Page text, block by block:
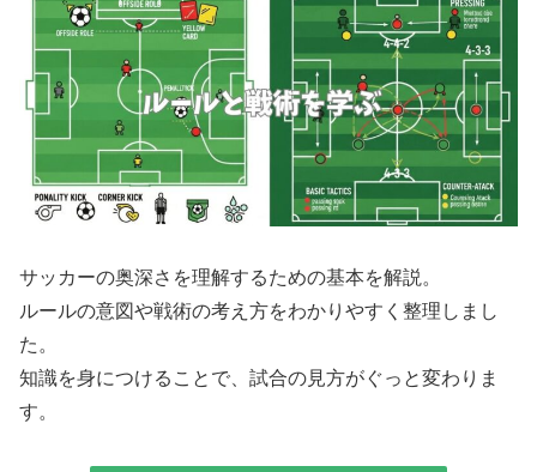
サッカーの奥深さを理解するための基本を解説。
ルールの意図や戦術の考え方をわかりやすく整理しまし
た。
知識を身につけることで、試合の見方がぐっと変わりま
す。